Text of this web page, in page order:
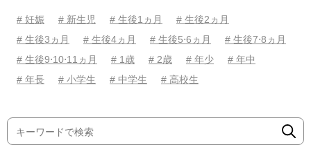
# 妊娠 # 新生児 # 生後1ヵ月
# 生後2ヵ月
# 生後3ヵ月
# 生後4ヵ月 # 生後5⋅6ヵ月
# 生後7⋅8ヵ月
# 生後9⋅10⋅11ヵ月
# 1歳 # 2歳 # 年少
# 年中
# 年長
# 小学生 # 中学生 # 高校生